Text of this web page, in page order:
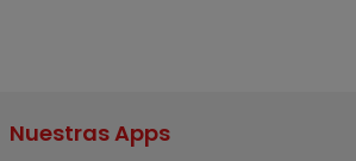
Nuestras Apps